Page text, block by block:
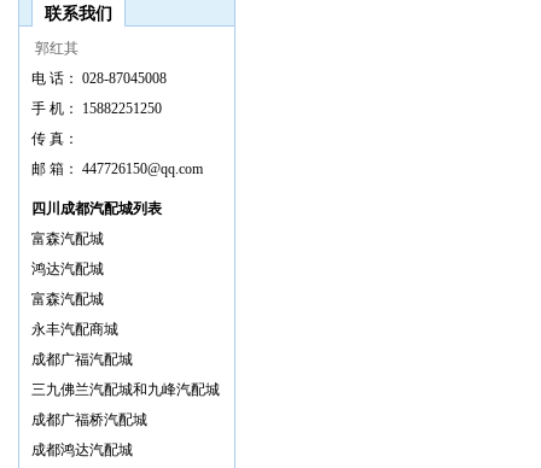
联系我们
郭红其
电 话： 028-87045008
手 机：
15882251250
传 真：
邮 箱： 447726150@qq.com
四川成都汽配城列表
富森汽配城
鸿达汽配城
富森汽配城
永丰汽配商城
成都广福汽配城
三九佛兰汽配城和九峰汽配城
成都广福桥汽配城
成都鸿达汽配城